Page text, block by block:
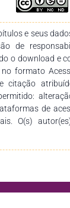
e verificação
lagoa
tomado por
possibilidade
deste
lagoas,
contribua
adequado
urbanos,
e seus
de
o download e
formato
citação
de
O(s)